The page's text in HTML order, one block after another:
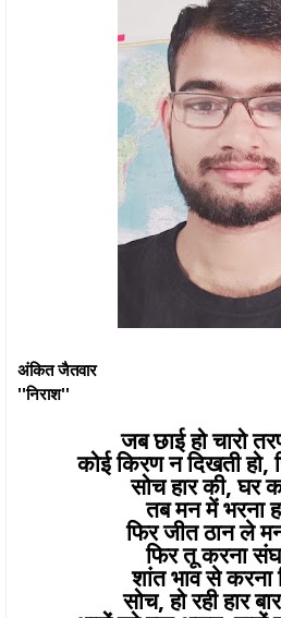
अंकित जैतवार
''निराश''
जब छाई हो चारो
कोई किरण न दिखती
सोच हार की, घर
तब मन में भरना
फिर जीत ठान ले
फिर तू करना
शांत भाव से करना
सोच, हो रही हार